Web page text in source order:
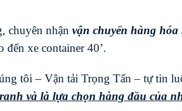
chuyên nhận vận chuyển hàng hóa
xe container 40’.
tôi – Vận tải Trọng Tấn – tự tin
và là lựa chọn hàng đầu của